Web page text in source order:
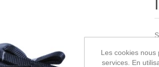
Les cookies
services. En